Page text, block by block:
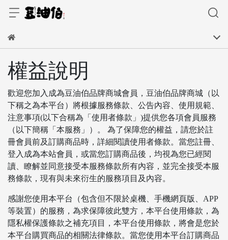
權益說明
歡迎您加入成為豆油伯品牌商城會員，豆油伯品牌商城（以
下稱之為本平台）將根據服務條款、公告內容、使用規範、
注意事項(以下合稱為「使用者條款」)提供您各項會員服務
（以下簡稱「本服務」）。 為了保障您的權益，請您於註
冊會員前及訂購商品時，詳細閱讀使用者條款。當您註冊、
登入成為本站會員，或當您訂購商品後，均視為您已經閱
讀、瞭解並同意接受本服務條款所有內容，並完全接受本服
務條款，現有與未來衍生的服務項目及內容。
感謝您使用本平台（包含但不限於桌機、手機網頁版、APP
等裝置）的服務，為求保障彼此雙方，本平台使用條款，為
隱私權保護條款之補充項目，本平台使用條款，將會是您於
本平台購買商品的相關法律條款。當您使用本平台訂購商品